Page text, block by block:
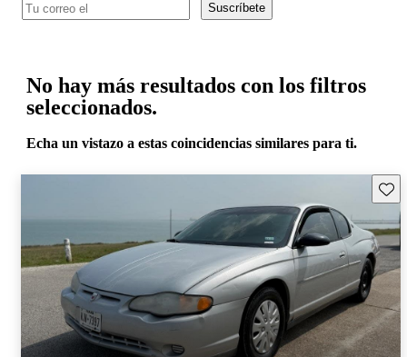
Suscríbete
No hay más resultados con los filtros
seleccionados.
Echa un vistazo a estas coincidencias similares para ti.